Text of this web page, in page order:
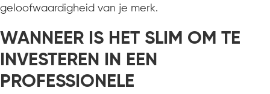
geloofwaardigheid van je merk.
WANNEER IS HET SLIM OM TE
INVESTEREN IN EEN
PROFESSIONELE